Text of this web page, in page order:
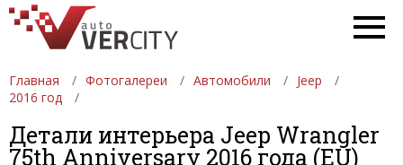
Главная Фотогалереи Автомобили
Jeep
2016 год
Детали интерьера Jeep Wrangler
75th Anniversary 2016 года (EU)
ФОТОГАЛЕРЕИ АВТОМОБИЛИ
ДЕВУШКИ